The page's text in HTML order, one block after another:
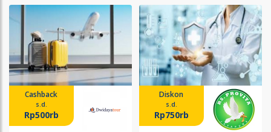
Cashback
s.d.
Rp500rb
Diskon
s.d.
Rp750rb